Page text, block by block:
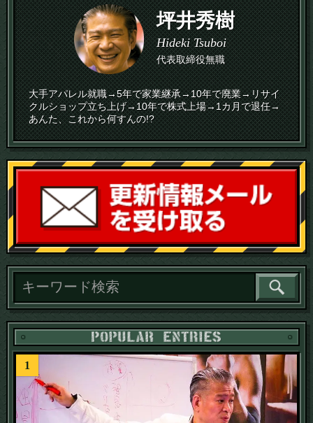
坪井秀樹
Hideki Tsuboi
代表取締役無職
大手アパレル就職→5年で家業継承→10年で廃業→リサイ
クルショップ立ち上げ→10年で株式上場→1カ月で退任→
あんた、これから何すんの!?
読
1